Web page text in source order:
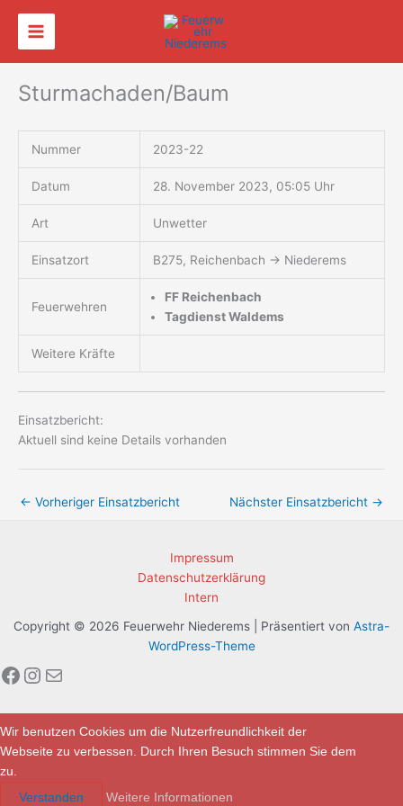
Inhalt
springen
Sturmachaden/Baum
Nummer 2023-22
Datum 28. November 2023, 05:05 Uhr
Art Unwetter
Einsatzort B275, Reichenbach → Niederems
Feuerwehren
FF Reichenbach
Tagdienst Waldems
Weitere Kräfte
Einsatzbericht:
Aktuell sind keine Details vorhanden
← Vorheriger Einsatzbericht Nächster Einsatzbericht →
Impressum
Datenschutzerklärung
Intern
Copyright © 2026 Feuerwehr Niederems | Präsentiert von Astra-
WordPress-Theme
Facebook
Instagram
E-Mail
Wir benutzen Cookies um die Nutzerfreundlichkeit der
Webseite zu verbessen. Durch Ihren Besuch stimmen Sie dem
zu.
Verstanden
Weitere Informationen